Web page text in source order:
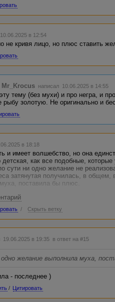
в 12:54
не кривя лицо, но плюс ставить
Mr_Krocus написал 10.06.2025 в 14:55
тему (без мухи) и про негра, и
рыбу золотую. Не оригинально и
в 18:18
и имеет волшебство, но она
детская, как все подобные,
сути ни одно желание не
затянутая получилась, в
поставила бы плюс.
/ Скрыть ветку
19.06.2025 в 19:35 в ответ на #15
желание выполнила муха,
- последнее )
/ Цитировать